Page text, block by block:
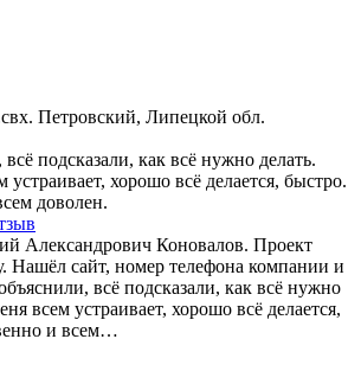
Петровский, Липецкой обл.
подсказали, как всё нужно делать.
хорошо всё делается, быстро.
доволен.
Александрович Коновалов. Проект
Нашёл сайт, номер телефона компании и
всё подсказали, как всё нужно
всем устраивает, хорошо всё делается,
и всем…